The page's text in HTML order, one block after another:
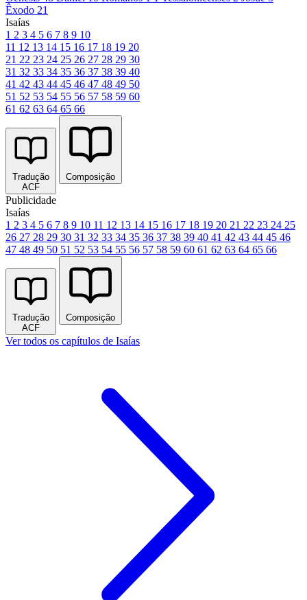
Êxodo 21
Isaías
1 2 3 4 5 6 7 8 9 10
11 12 13 14 15 16 17 18 19 20
21 22 23 24 25 26 27 28 29 30
31 32 33 34 35 36 37 38 39 40
41 42 43 44 45 46 47 48 49 50
51 52 53 54 55 56 57 58 59 60
61 62 63 64 65 66
Tradução
ACF
Composição
Publicidade
Isaías
1 2 3 4 5 6 7 8 9 10 11 12 13 14 15 16 17 18 19 20 21 22 23 24 25
26 27 28 29 30 31 32 33 34 35 36 37 38 39 40 41 42 43 44 45 46
47 48 49 50 51 52 53 54 55 56 57 58 59 60 61 62 63 64 65 66
Tradução
ACF
Composição
Ver todos os capítulos de Isaías